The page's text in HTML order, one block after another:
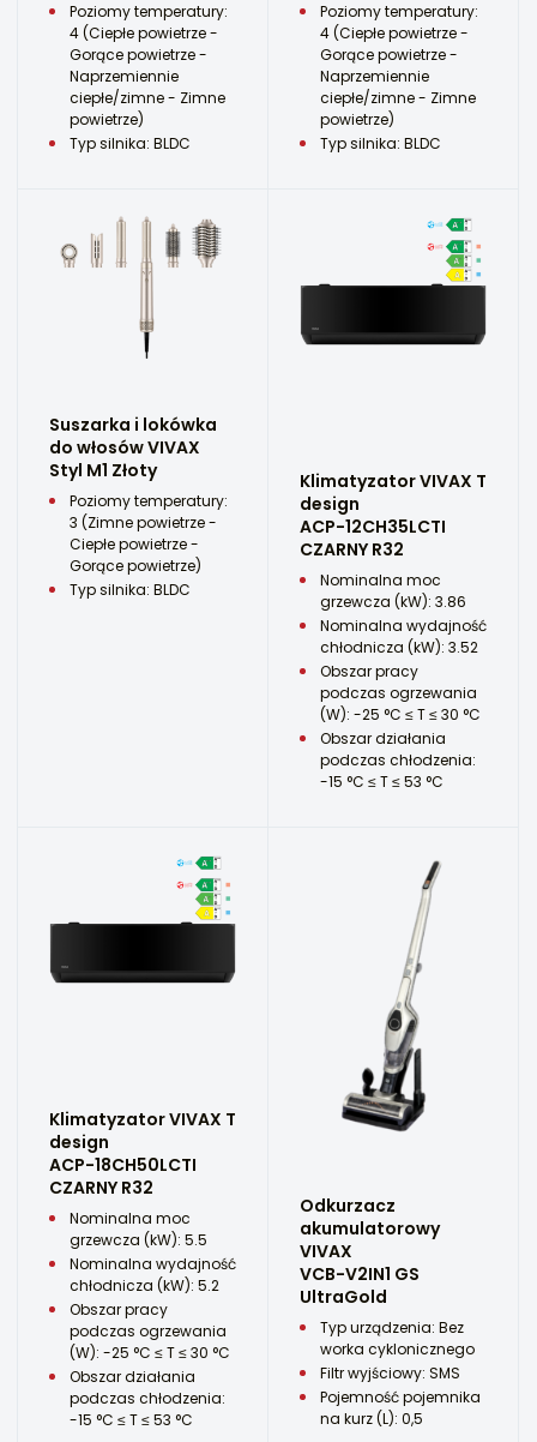
Poziomy temperatury:
4 (Ciepłe powietrze -
Gorące powietrze -
Naprzemiennie
ciepłe/zimne - Zimne
powietrze)
Typ silnika: BLDC
Poziomy temperatury:
4 (Ciepłe powietrze -
Gorące powietrze -
Naprzemiennie
ciepłe/zimne - Zimne
powietrze)
Typ silnika: BLDC
Suszarka i lokówka
do włosów VIVAX
Styl M1 Złoty
Poziomy temperatury:
3 (Zimne powietrze -
Ciepłe powietrze -
Gorące powietrze)
Typ silnika: BLDC
Klimatyzator VIVAX T
design
ACP-12CH35LCTI
CZARNY R32
Nominalna moc
grzewcza (kW): 3.86
Nominalna wydajność
chłodnicza (kW): 3.52
Obszar pracy
podczas ogrzewania
(W): -25 °C ≤ T ≤ 30 °C
Obszar działania
podczas chłodzenia:
-15 °C ≤ T ≤ 53 °C
Klimatyzator VIVAX T
design
ACP-18CH50LCTI
CZARNY R32
Nominalna moc
grzewcza (kW): 5.5
Nominalna wydajność
chłodnicza (kW): 5.2
Obszar pracy
podczas ogrzewania
(W): -25 °C ≤ T ≤ 30 °C
Obszar działania
podczas chłodzenia:
-15 °C ≤ T ≤ 53 °C
Odkurzacz
akumulatorowy
VIVAX
VCB-V2IN1 GS
UltraGold
Typ urządzenia: Bez
worka cyklonicznego
Filtr wyjściowy: SMS
Pojemność pojemnika
na kurz (L): 0,5